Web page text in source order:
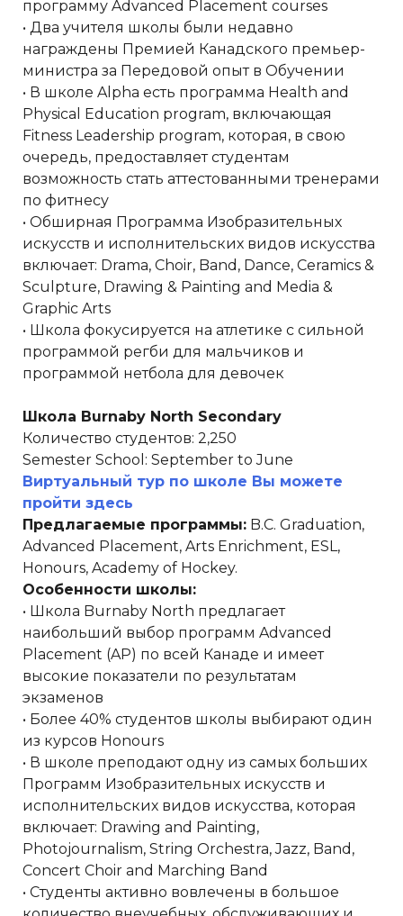
программу Advanced Placement courses
• Два учителя школы были недавно
награждены Премией Канадского премьер-
министра за Передовой опыт в Обучении
• В школе Alpha есть программа Health and
Physical Education program, включающая
Fitness Leadership program, которая, в свою
очередь, предоставляет студентам
возможность стать аттестованными тренерами
по фитнесу
• Обширная Программа Изобразительных
искусств и исполнительских видов искусства
включает: Drama, Choir, Band, Dance, Ceramics &
Sculpture, Drawing & Painting and Media &
Graphic Arts
• Школа фокусируется на атлетике с сильной
программой регби для мальчиков и
программой нетбола для девочек
Школа Burnaby North Secondary
Количество студентов: 2,250
Semester School: September to June
Виртуальный тур по школе Вы можете
пройти здесь
Предлагаемые программы: B.C. Graduation,
Advanced Placement, Arts Enrichment, ESL,
Honours, Academy of Hockey.
Особенности школы:
• Школа Burnaby North предлагает
наибольший выбор программ Advanced
Placement (AP) по всей Канаде и имеет
высокие показатели по результатам
экзаменов
• Более 40% студентов школы выбирают один
из курсов Honours
• В школе преподают одну из самых больших
Программ Изобразительных искусств и
исполнительских видов искусства, которая
включает: Drawing and Painting,
Photojournalism, String Orchestra, Jazz, Band,
Concert Choir and Marching Band
• Студенты активно вовлечены в большое